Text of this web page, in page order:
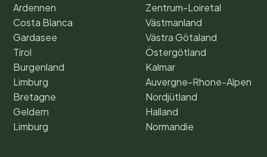
Ardennen
Costa Blanca
Gardasee
Tirol
Burgenland
Limburg
Bretagne
Geldern
Limburg
Zentrum-Loiretal
Västmanland
Västra Götaland
Östergötland
Kalmar
Auvergne-Rhone-Alpen
Nordjütland
Halland
Normandie